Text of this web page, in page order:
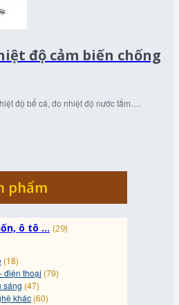
độ cảm biến chống
độ bể cá, đo nhiệt độ nước tắm….
phẩm
ô tô ... (29)
(18)
điện thoại (79)
sáng (47)
khác (60)